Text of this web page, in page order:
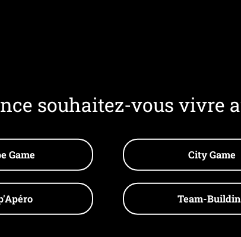
souhaitez-vous vivre
Game City Game
Team-